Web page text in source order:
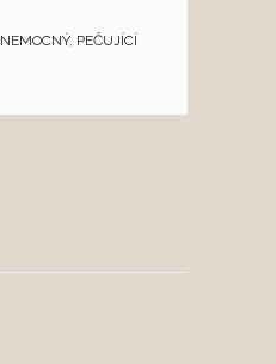
NEMOCNÝ, PEČUJÍCÍ